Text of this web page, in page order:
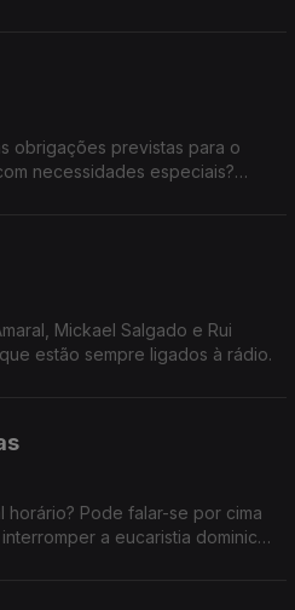
obrigações previstas para o
necessidades especiais?
Mickael Salgado e Rui
estão sempre ligados à rádio.
horário? Pode falar-se por cima
a eucaristia dominical